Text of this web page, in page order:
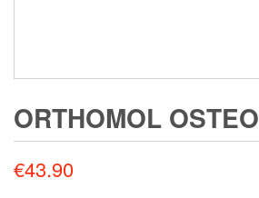
ORTHOMOL OSTEO
€43.90